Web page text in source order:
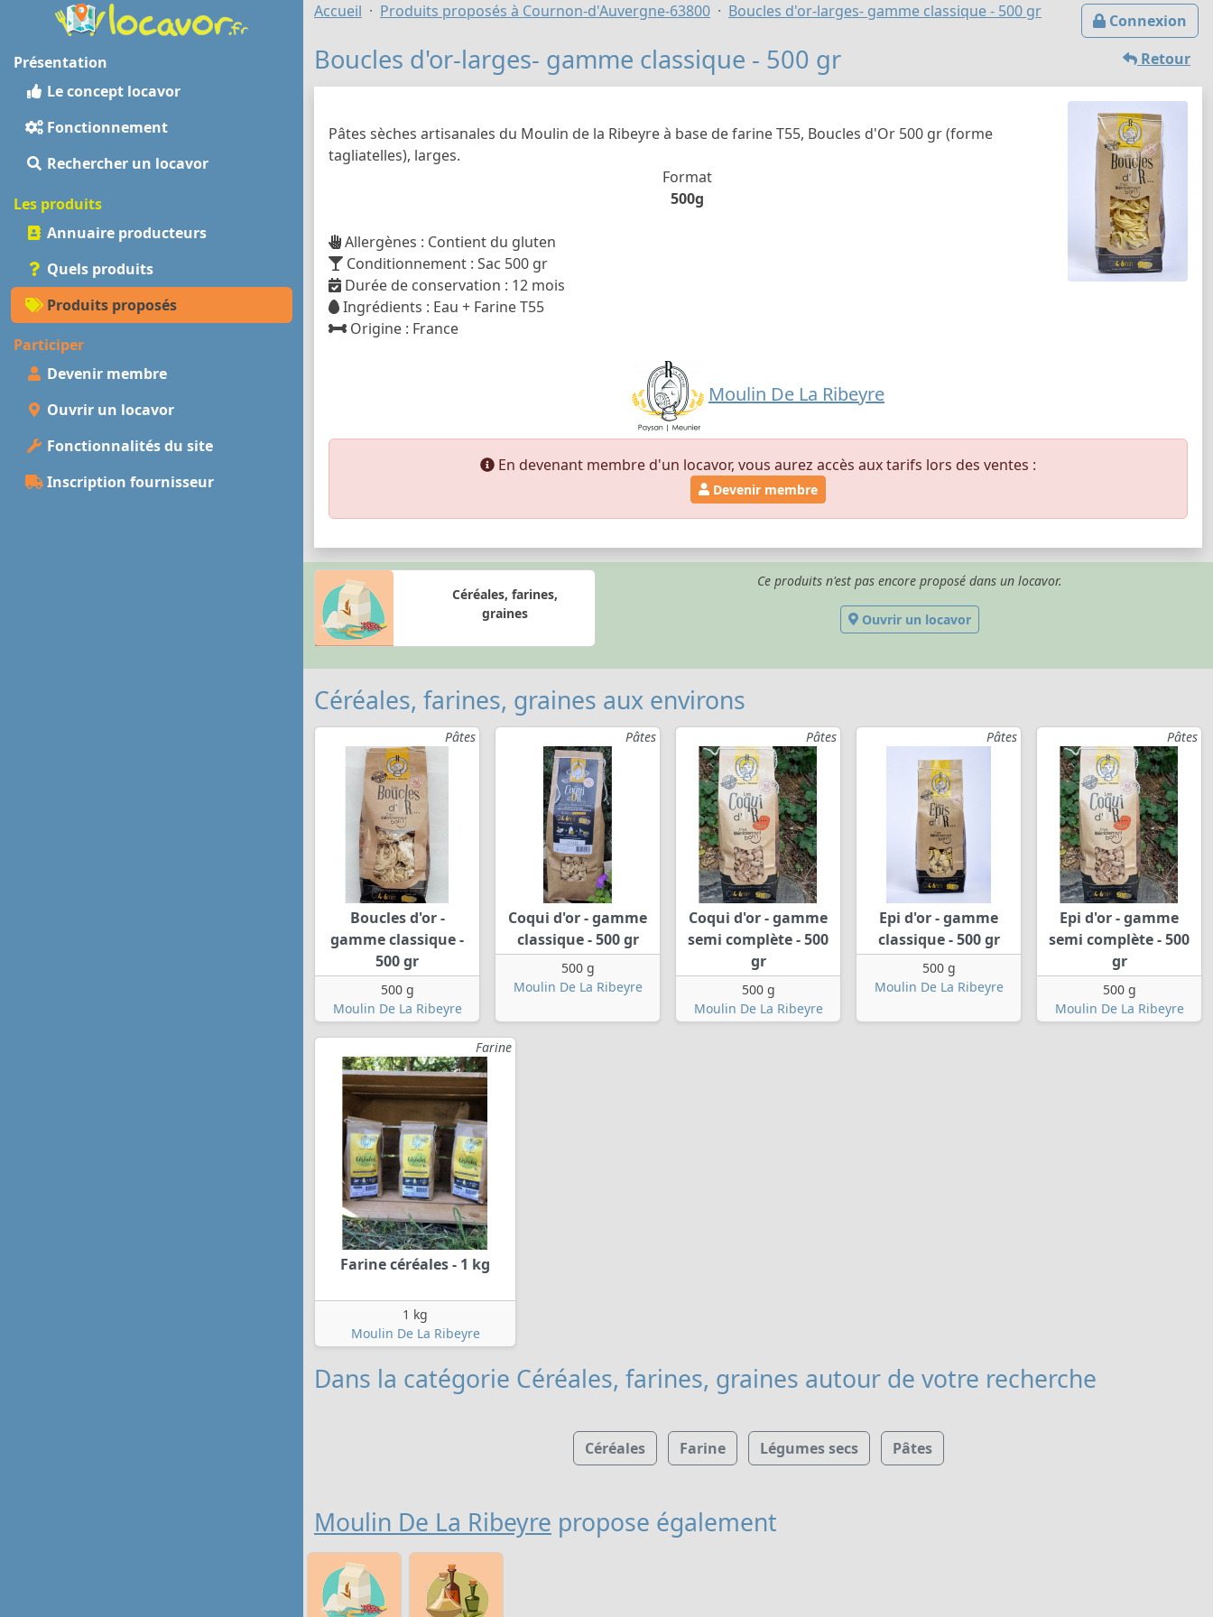
Présentation
Le concept locavor
Fonctionnement
Rechercher un locavor
Les produits
Annuaire producteurs
Quels produits
Produits proposés
Participer
Devenir membre
Ouvrir un locavor
Fonctionnalités du site
Inscription fournisseur
Connexion
Accueil Produits proposés à Cournon-d'Auvergne-63800 Boucles d'or-larges- gamme classique - 500 gr
Retour
Boucles d'or-larges- gamme classique - 500 gr
Pâtes sèches artisanales du Moulin de la Ribeyre à base de farine T55, Boucles d'Or 500 gr (forme
tagliatelles), larges.
Format
500g
Allergènes : Contient du gluten
Conditionnement : Sac 500 gr
Durée de conservation : 12 mois
Ingrédients : Eau + Farine T55
Origine : France
Moulin De La Ribeyre
En devenant membre d'un locavor, vous aurez accès aux tarifs lors des ventes :
Devenir membre
Céréales, farines,
graines
Ce produits n'est pas encore proposé dans un locavor.
Ouvrir un locavor
Céréales, farines, graines aux environs
Pâtes
Boucles d'or -
gamme classique -
500 gr
500 g
Moulin De La Ribeyre
Pâtes
Coqui d'or - gamme
classique - 500 gr
500 g
Moulin De La Ribeyre
Pâtes
Coqui d'or - gamme
semi complète - 500
gr
500 g
Moulin De La Ribeyre
Pâtes
Epi d'or - gamme
classique - 500 gr
500 g
Moulin De La Ribeyre
Pâtes
Epi d'or - gamme
semi complète - 500
gr
500 g
Moulin De La Ribeyre
Farine
Farine céréales - 1 kg
1 kg
Moulin De La Ribeyre
Dans la catégorie Céréales, farines, graines autour de votre recherche
Céréales Farine Légumes secs Pâtes
Moulin De La Ribeyre propose également